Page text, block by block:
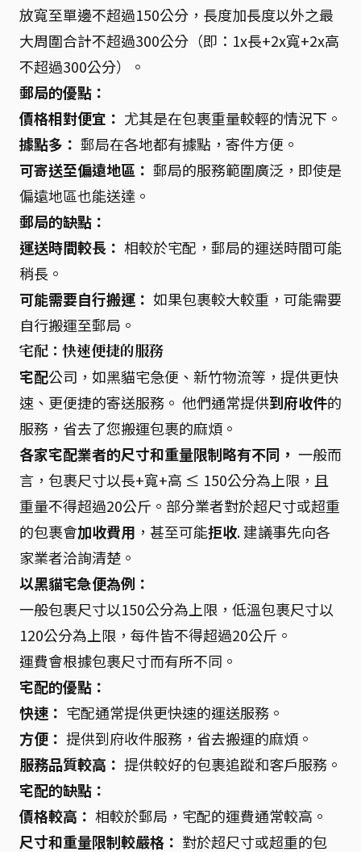
放寬至單邊不超過150公分，長度加長度以外之最
大周圍合計不超過300公分（即：1x長+2x寬+2x高
不超過300公分）。
郵局的優點：
價格相對便宜： 尤其是在包裹重量較輕的情況下。
據點多： 郵局在各地都有據點，寄件方便。
可寄送至偏遠地區： 郵局的服務範圍廣泛，即使是
偏遠地區也能送達。
郵局的缺點：
運送時間較長： 相較於宅配，郵局的運送時間可能
稍長。
可能需要自行搬運： 如果包裹較大較重，可能需要
自行搬運至郵局。
宅配：快速便捷的服務
宅配公司，如黑貓宅急便、新竹物流等，提供更快
速、更便捷的寄送服務。 他們通常提供到府收件的
服務，省去了您搬運包裹的麻煩。
各家宅配業者的尺寸和重量限制略有不同， 一般而
言，包裹尺寸以長+寬+高 ≤ 150公分為上限，且
重量不得超過20公斤。部分業者對於超尺寸或超重
的包裹會加收費用 ，甚至可能拒收. 建議事先向各
家業者洽詢清楚。
以黑貓宅急便為例：
一般包裹尺寸以150公分為上限，低溫包裹尺寸以
120公分為上限，每件皆不得超過20公斤。
運費會根據包裹尺寸而有所不同。
宅配的優點：
快速： 宅配通常提供更快速的運送服務。
方便： 提供到府收件服務，省去搬運的麻煩。
服務品質較高： 提供較好的包裹追蹤和客戶服務。
宅配的缺點：
價格較高： 相較於郵局，宅配的運費通常較高。
尺寸和重量限制較嚴格： 對於超尺寸或超重的包